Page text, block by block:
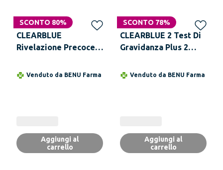
SCONTO 80%
CLEARBLUE
Rivelazione Precoce 1
Venduto da BENU Farma
Aggiungi al
carrello
SCONTO 78%
CLEARBLUE 2 Test Di
Gravidanza Plus 2
Venduto da BENU Farma
Aggiungi al
carrello